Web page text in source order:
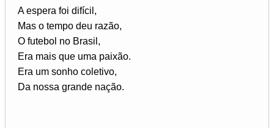
A espera foi difícil,
Mas o tempo deu razão,
O futebol no Brasil,
Era mais que uma paixão.
Era um sonho coletivo,
Da nossa grande nação.